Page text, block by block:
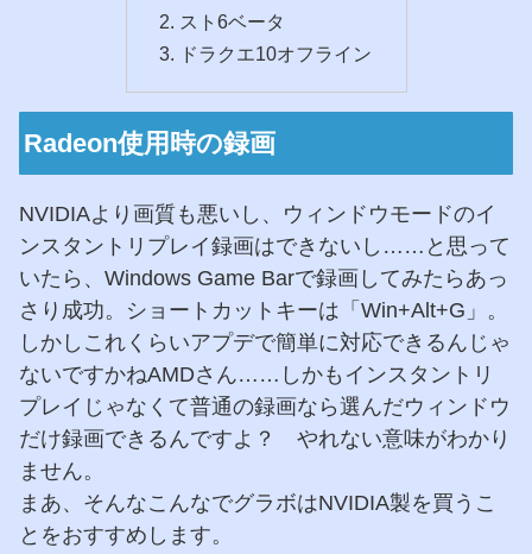
スト6ベータ
ドラクエ10オフライン
Radeon使用時の録画
NVIDIAより画質も悪いし、ウィンドウモードのイ
ンスタントリプレイ録画はできないし……と思って
いたら、Windows Game Barで録画してみたらあっ
さり成功。ショートカットキーは「Win+Alt+G」。
しかしこれくらいアプデで簡単に対応できるんじゃ
ないですかねAMDさん……しかもインスタントリ
プレイじゃなくて普通の録画なら選んだウィンドウ
だけ録画できるんですよ？ やれない意味がわかり
ません。
まあ、そんなこんなでグラボはNVIDIA製を買うこ
とをおすすめします。